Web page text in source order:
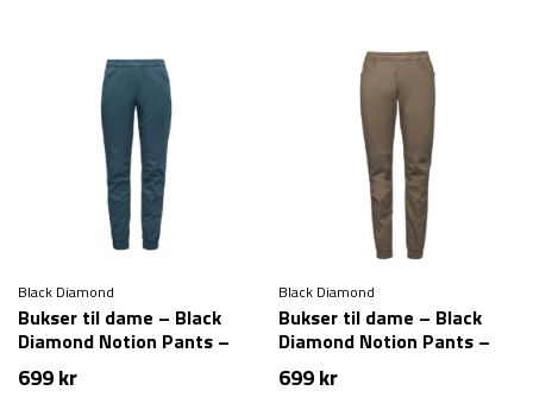
Black Diamond
Bukser til dame – Black
Diamond Notion Pants –
Blå
699kr
Black Diamond
Bukser til dame – Black
Diamond Notion Pants –
Brun
699kr